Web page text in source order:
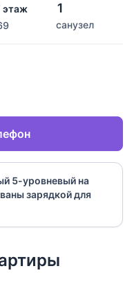
этаж
1
санузел
5-уровневый на
зарядкой для